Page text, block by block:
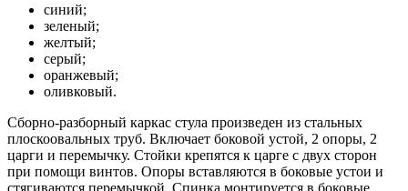
синий;
зеленый;
желтый;
серый;
оранжевый;
оливковый.
Сборно-разборный каркас стула произведен из стальных
плоскоовальных труб. Включает боковой устой, 2 опоры, 2
царги и перемычку. Стойки крепятся к царге с двух сторон
при помощи винтов. Опоры вставляются в боковые устои и
стягиваются перемычкой. Спинка монтируется в боковые